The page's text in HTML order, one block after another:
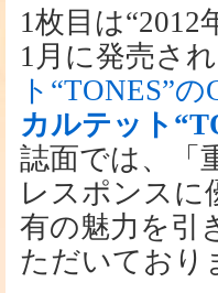
1枚目は“2012
1月に発売さ
ト“TONES”の
カルテット
誌面では、「
レスポンスに
有の魅力を引
ただいており